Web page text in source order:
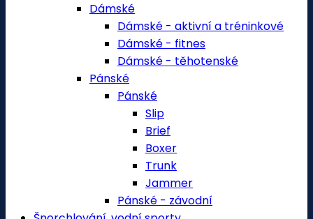
Dámské
Dámské - aktivní a tréninkové
Dámské - fitnes
Dámské - těhotenské
Pánské
Pánské
Slip
Brief
Boxer
Trunk
Jammer
Pánské - závodní